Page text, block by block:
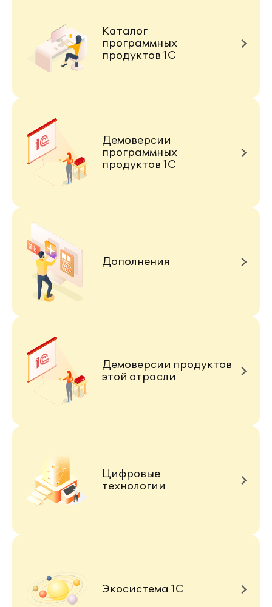
Каталог
программных
продуктов 1С
Демоверсии
программных
продуктов 1С
Дополнения
Демоверсии продуктов
этой отрасли
Цифровые
технологии
Экосистема 1С